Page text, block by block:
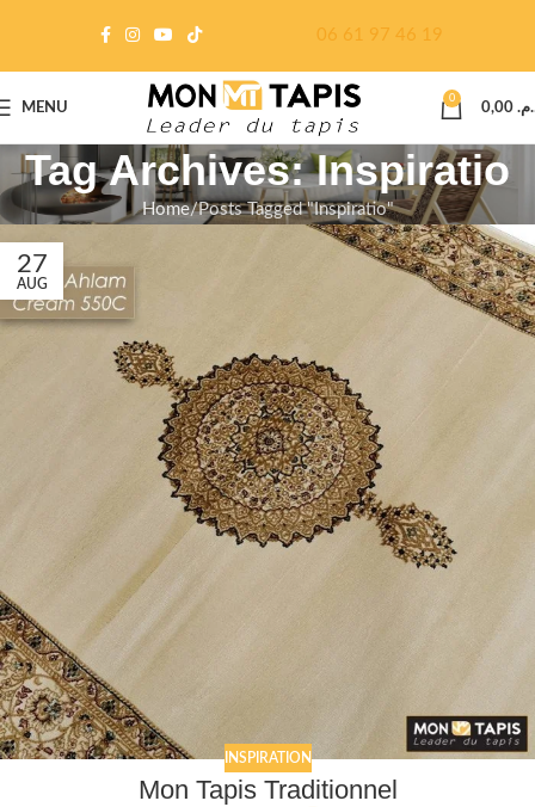
06 61 97 46 19
MENU
0
Tag Archives: Inspiratio
Home Posts Tagged "Inspiratio"
27
AUG
INSPIRATION
Mon Tapis Traditionnel